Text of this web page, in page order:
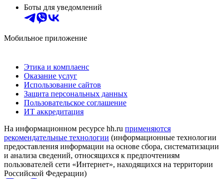
Боты для уведомлений
Мобильное приложение
Этика и комплаенс
Оказание услуг
Использование сайтов
Защита персональных данных
Пользовательское соглашение
ИТ аккредитация
На информационном ресурсе hh.ru применяются
рекомендательные технологии (информационные технологии
предоставления информации на основе сбора, систематизации
и анализа сведений, относящихся к предпочтениям
пользователей сети «Интернет», находящихся на территории
Российской Федерации)